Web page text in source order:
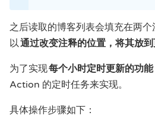
之后读取的博客列表会填充在两
以通过改变注释的位置，将其放
为了实现每个小时定时更新的功能
Action 的定时任务来实现。
具体操作步骤如下：